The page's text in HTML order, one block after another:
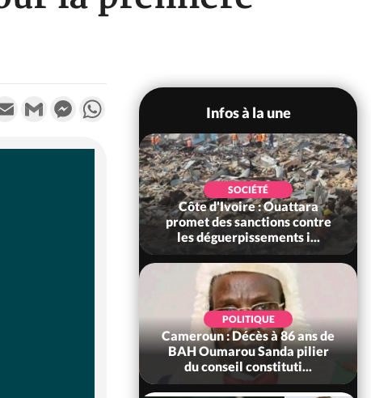
Email Gmail MessengerWhatsApp
Infos à la une
: Après le pari
66e anniversaire,
SOCIÉTÉ
Côte d'Ivoire : Ouattara
promet des sanctions contre
les déguerpissements i...
POLITIQUE
Cameroun : Décès à 86 ans de
BAH Oumarou Sanda pilier
du conseil constituti...